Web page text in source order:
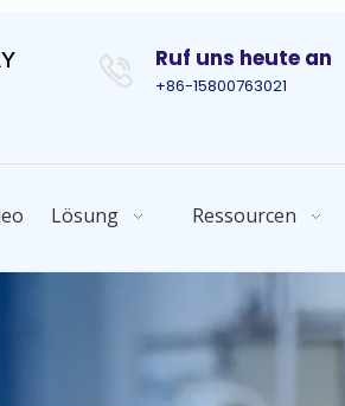
Ruf uns heute an
+86-15800763021
Lösung Ressourcen